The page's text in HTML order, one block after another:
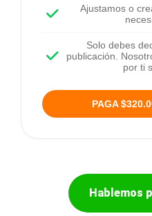
Ajustamos o
Solo debes
publicación.
por ti
PAGA
Hablemos